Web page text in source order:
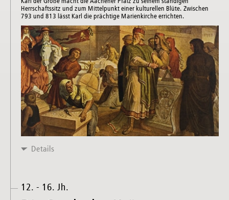
Herrschaftssitz und zum Mittelpunkt einer kulturellen Blüte. Zwischen
793 und 813 lässt Karl die prächtige Marienkirche errichten.
Details
12. - 16. Jh.